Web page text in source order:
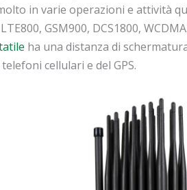
in varie operazioni e attività
GSM900, DCS1800,
ha una distanza di
cellulari e del GPS.